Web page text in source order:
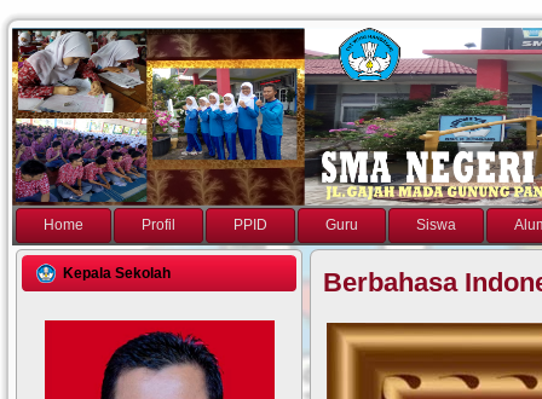
Home Profil PPID Guru Siswa
Kepala Sekolah Berbahasa